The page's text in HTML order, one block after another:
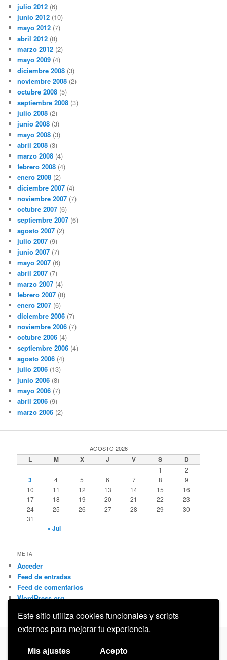
Este sitio utiliza cookies funcionales y scripts
externos para mejorar tu experiencia.
Mis ajustes Acepto
julio 2012 (6)
junio 2012 (10)
mayo 2012 (7)
abril 2012 (8)
marzo 2012 (2)
mayo 2009 (4)
diciembre 2008 (3)
noviembre 2008 (2)
octubre 2008 (5)
septiembre 2008 (3)
julio 2008 (2)
junio 2008 (3)
mayo 2008 (3)
abril 2008 (3)
marzo 2008 (4)
febrero 2008 (4)
enero 2008 (2)
diciembre 2007 (4)
noviembre 2007 (7)
octubre 2007 (6)
septiembre 2007 (6)
agosto 2007 (2)
julio 2007 (9)
junio 2007 (7)
mayo 2007 (6)
abril 2007 (7)
marzo 2007 (4)
febrero 2007 (8)
enero 2007 (6)
diciembre 2006 (7)
noviembre 2006 (7)
octubre 2006 (4)
septiembre 2006 (4)
agosto 2006 (4)
julio 2006 (13)
junio 2006 (8)
mayo 2006 (7)
abril 2006 (9)
marzo 2006 (2)
AGOSTO 2026
L M X J V S D
1 2
3 4 5 6 7 8
9
10
11 12 13 14 15
16
17
18 19 20 21 22
23
24
25 26 27 28 29
30
31
« Jul
META
Acceder
Feed de entradas
Feed de comentarios
WordPress.org
Privacidad Funciona gracias a WordPress